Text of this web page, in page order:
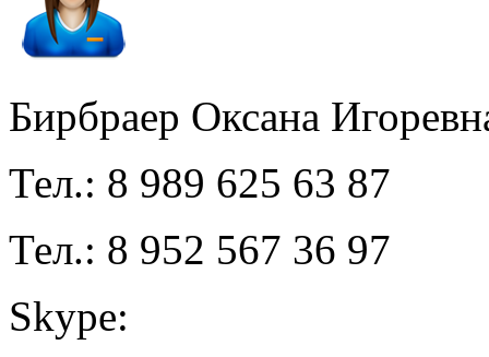
Бирбраер Оксана
Тел.: 8 989 625 63 87
Тел.: 8 952 567 36 97
Skype: